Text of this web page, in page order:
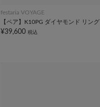
festaria VOYAGE
【ペア】K10PG ダイヤモンド リング
¥39,600 税込